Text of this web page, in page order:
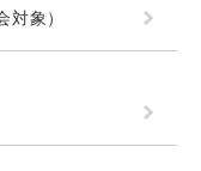
象）